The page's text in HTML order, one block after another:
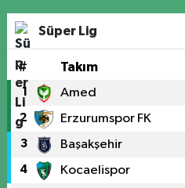
Süper Lig
# Takım
1 Amed
2 Erzurumspor FK
3 Başakşehir
4 Kocaelispor